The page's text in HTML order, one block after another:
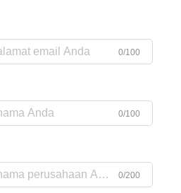
0/100
0/100
0/200